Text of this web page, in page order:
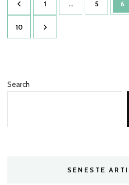
pagination
Page
1 … Page
5 6
Page
10
Search
SENESTE